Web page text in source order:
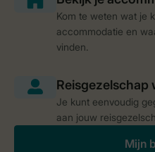
Kom te weten wat je
accommodatie en
vinden.
Je kunt eenvoudig
aan jouw
Mijn